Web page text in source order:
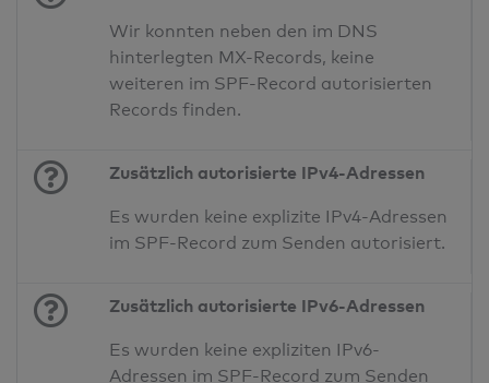
Wir konnten neben den im DNS
hinterlegten MX-Records, keine
weiteren im SPF-Record autorisierten
Records finden.
Zusätzlich autorisierte IPv4-Adressen
Es wurden keine explizite IPv4-Adressen
im SPF-Record zum Senden autorisiert.
Zusätzlich autorisierte IPv6-Adressen
Es wurden keine expliziten IPv6-
Adressen im SPF-Record zum Senden